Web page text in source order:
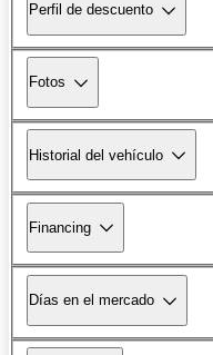
Perfil de descuento
Fotos
Historial del vehículo
Financing
Días en el mercado